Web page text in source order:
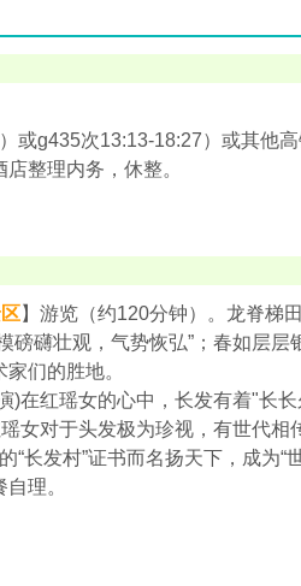
或g435次13:13-18:27）或其他
整理内务，休整。
】游览（约120分钟）。龙脊梯
磅礴壮观，气势恢弘”；春如层层
们的胜地。
)在红瑶女的心中，长发有着"长
女对于头发极为珍视，有世代相
长发村”证书而名扬天下，成为“
理。